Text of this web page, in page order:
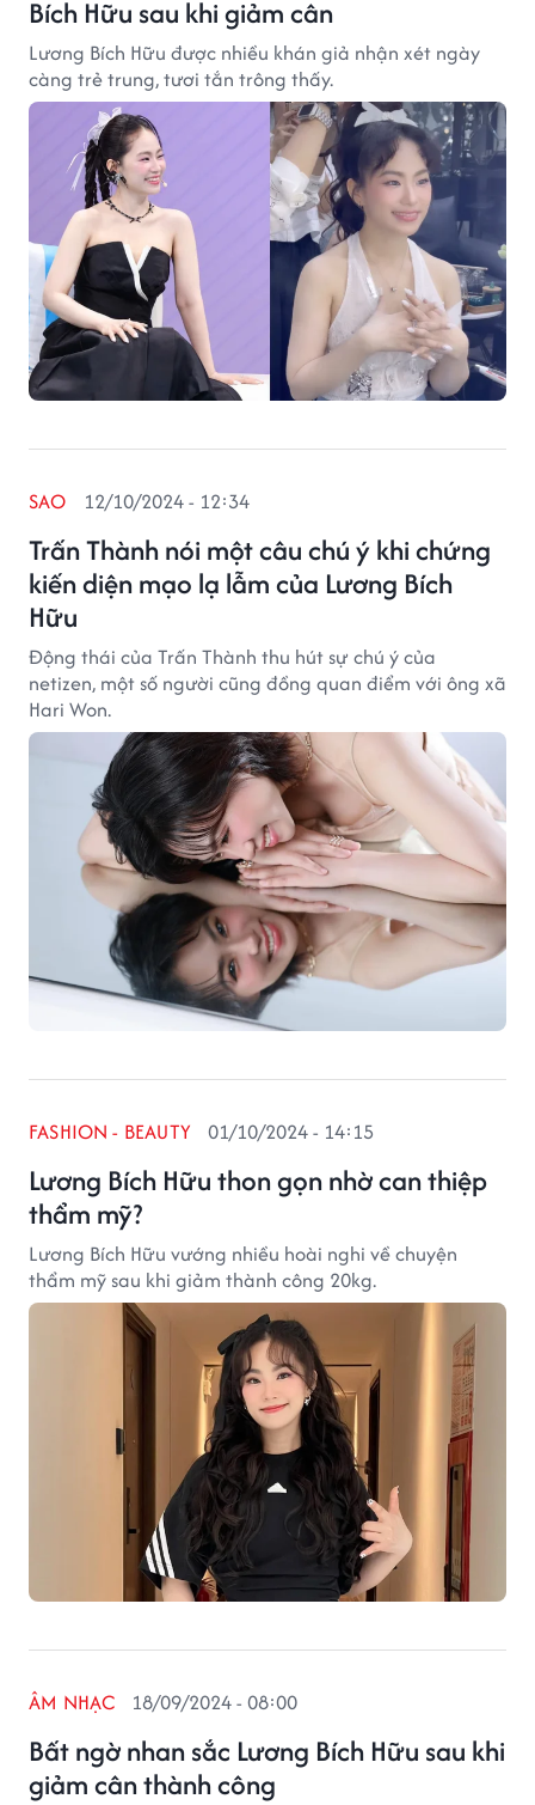
Bích Hữu sau khi giảm cân
Lương Bích Hữu được nhiều khán giả nhận xét ngày
càng trẻ trung, tươi tắn trông thấy.
Trấn Thành nói một câu chú ý khi chứng
kiến diện mạo lạ lẫm của Lương Bích
Hữu
SAO 12/10/2024 - 12:34
Động thái của Trấn Thành thu hút sự chú ý của
netizen, một số người cũng đồng quan điểm với ông xã
Hari Won.
Lương Bích Hữu thon gọn nhờ can thiệp
thẩm mỹ?
FASHION - BEAUTY 01/10/2024 - 14:15
Lương Bích Hữu vướng nhiều hoài nghi về chuyện
thẩm mỹ sau khi giảm thành công 20kg.
Bất ngờ nhan sắc Lương Bích Hữu sau khi
giảm cân thành công
ÂM NHẠC 18/09/2024 - 08:00